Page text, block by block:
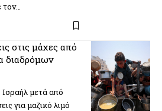
στις μάχες από
διαδρόμων
Ισραήλ μετά από
για μαζικό λιμό